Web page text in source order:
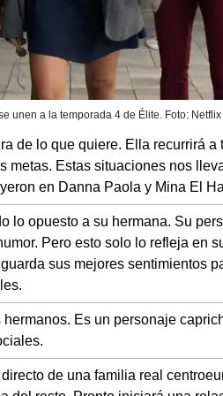
unen a la temporada 4 de Élite. Foto: Netflix
de lo que quiere. Ella recurrirá a
metas. Estas situaciones nos
en Danna Paola y Mina El
lo opuesto a su hermana. Su
Pero esto solo lo refleja en
sus mejores sentimientos
hermanos. Es un personaje
de una familia real